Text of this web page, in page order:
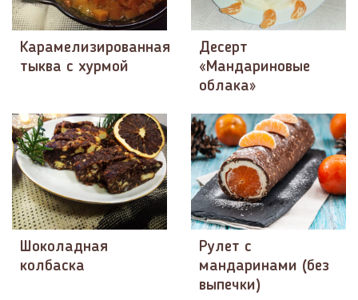
Карамелизированная
тыква с хурмой
Десерт
«Мандариновые
облака»
Шоколадная
колбаска
Рулет с
мандаринами (без
выпечки)